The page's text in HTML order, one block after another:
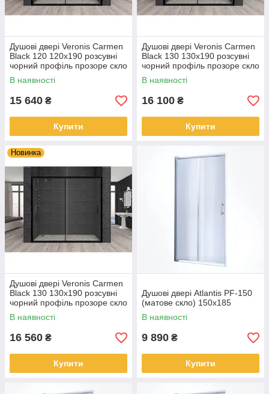
Душові двері Veronis Carmen
Black 120 120х190 розсувні
чорний профіль прозоре скло
В наявності
15 640 ₴
Купити
Душові двері Veronis Carmen
Black 130 130х190 розсувні
чорний профіль прозоре скло
В наявності
16 100 ₴
Купити
Новинка
Душові двері Veronis Carmen
Black 130 130x190 розсувні
чорний профіль прозоре скло
В наявності
16 560 ₴
Купити
Душові двері Atlantis PF-150
(матове скло) 150х185
В наявності
9 890 ₴
Купити